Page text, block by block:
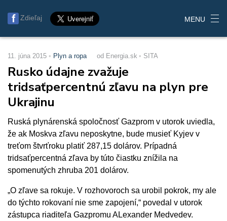
Zdieľaj MENU
11. júna 2015 Plyn a ropa od Energia.sk SITA
Rusko údajne zvažuje
tridsaťpercentnú zľavu na plyn pre
Ukrajinu
Ruská plynárenská spoločnosť Gazprom v utorok uviedla,
že ak Moskva zľavu neposkytne, bude musieť Kyjev v
treťom štvrťroku platiť 287,15 dolárov. Prípadná
tridsaťpercentná zľava by túto čiastku znížila na
spomenutých zhruba 201 dolárov.
„O zľave sa rokuje. V rozhovoroch sa urobil pokrok, my ale
do týchto rokovaní nie sme zapojení,“ povedal v utorok
zástupca riaditeľa Gazpromu ALexander Medvedev.